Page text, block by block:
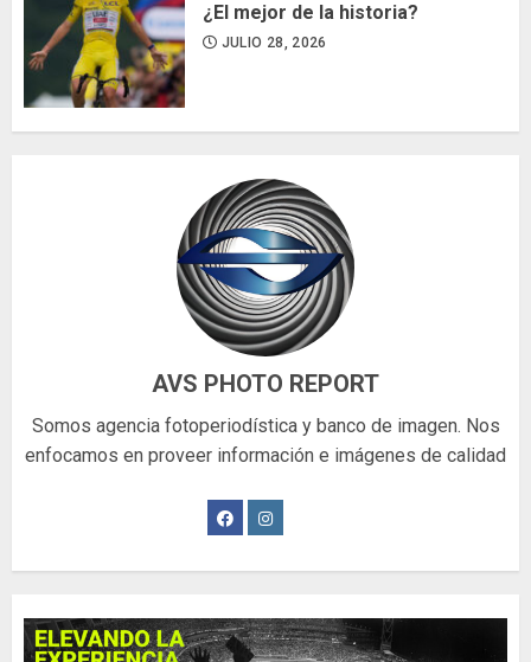
¿El mejor de la historia?
JULIO 28, 2026
AVS PHOTO REPORT
Somos agencia fotoperiodística y banco de imagen. Nos
enfocamos en proveer información e imágenes de calidad